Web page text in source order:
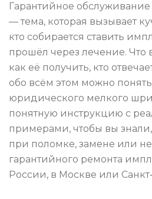
Гарантийное
— тема, которая вызывает
кто собирается ставить
прошёл через лечение. Что
как её получить, кто
обо всём этом можно
юридического мелкого
понятную инструкцию с
примерами, чтобы вы знали,
при поломке, замене или
гарантийного ремонта
России, в Москве или